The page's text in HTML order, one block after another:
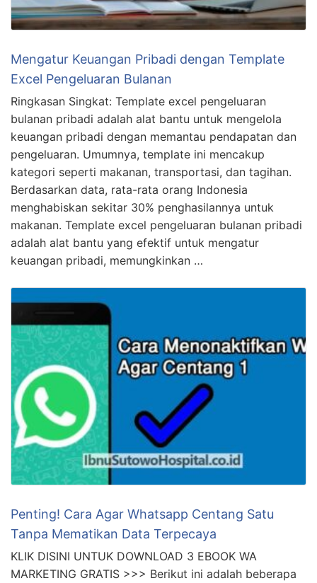
Mengatur Keuangan Pribadi dengan Template
Excel Pengeluaran Bulanan
Ringkasan Singkat: Template excel pengeluaran
bulanan pribadi adalah alat bantu untuk mengelola
keuangan pribadi dengan memantau pendapatan dan
pengeluaran. Umumnya, template ini mencakup
kategori seperti makanan, transportasi, dan tagihan.
Berdasarkan data, rata-rata orang Indonesia
menghabiskan sekitar 30% penghasilannya untuk
makanan. Template excel pengeluaran bulanan pribadi
adalah alat bantu yang efektif untuk mengatur
keuangan pribadi, memungkinkan …
Penting! Cara Agar Whatsapp Centang Satu
Tanpa Mematikan Data Terpecaya
KLIK DISINI UNTUK DOWNLOAD 3 EBOOK WA
MARKETING GRATIS >>> Berikut ini adalah beberapa